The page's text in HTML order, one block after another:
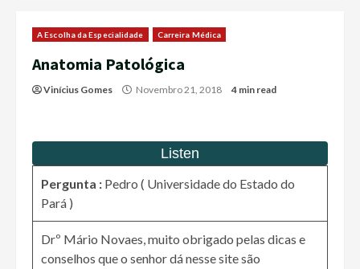
A Escolha da Especialidade Carreira Médica
Anatomia Patológica
Vinícius Gomes Novembro 21, 2018 4 min read
Pergunta : Pedro ( Universidade do Estado do
Pará )
Drº Mário Novaes, muito obrigado pelas dicas e
conselhos que o senhor dá nesse site são